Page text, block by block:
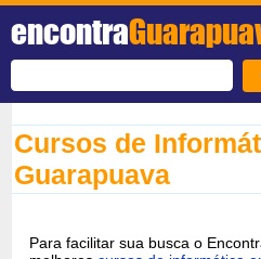
encontra
Cursos de
Guarapuava
Para facilitar sua busca o